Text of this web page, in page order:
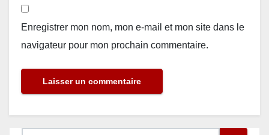
Enregistrer mon nom, mon e-mail et mon site dans le
navigateur pour mon prochain commentaire.